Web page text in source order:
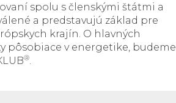
spolu s členskými štátmi a
a predstavujú základ pre
krajín. O hlavných
pôsobiace v energetike, budeme
®.